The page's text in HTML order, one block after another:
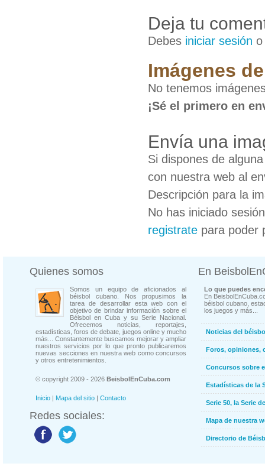
Deja tu
Debes iniciar sesión
Imágenes
No tenemos
¡Sé el primero en
Envía una
Si dispones de
con nuestra web al
Descripción para la
No has iniciado
registrate para poder
Quienes somos
Somos un equipo de aficionados al
béisbol cubano. Nos propusimos la
tarea de desarrollar esta web con el
objetivo de brindar información sobre el
Béisbol en Cuba y su Serie Nacional.
Ofrecemos noticias, reportajes,
estadísticas, foros de debate, juegos online y mucho
más... Constantemente buscamos mejorar y ampliar
nuestros servicios por lo que pronto publicaremos
nuevas secciones en nuestra web como concursos
y otros entretenimientos.
© copyright 2009 - 2026 BeisbolEnCuba.com
Inicio | Mapa del sitio | Contacto
Redes sociales:
En
Lo que puedes
En
béisbol cubano,
los juegos y más...
Noticias del
Foros, opiniones,
Concursos sobre
Estadísticas de la
Serie 50, la Serie
Mapa de nuestra
Directorio de